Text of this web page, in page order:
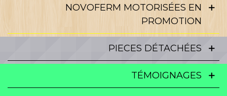
NOVOFERM MOTORISÉES EN
PROMOTION
PIECES DÉTACHÉES
TÉMOIGNAGES